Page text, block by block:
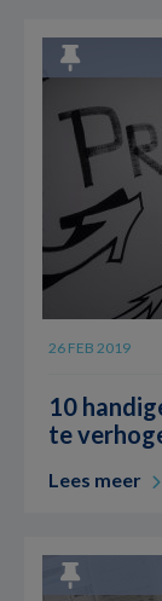
26 FEB 2019
10
te
Lees meer